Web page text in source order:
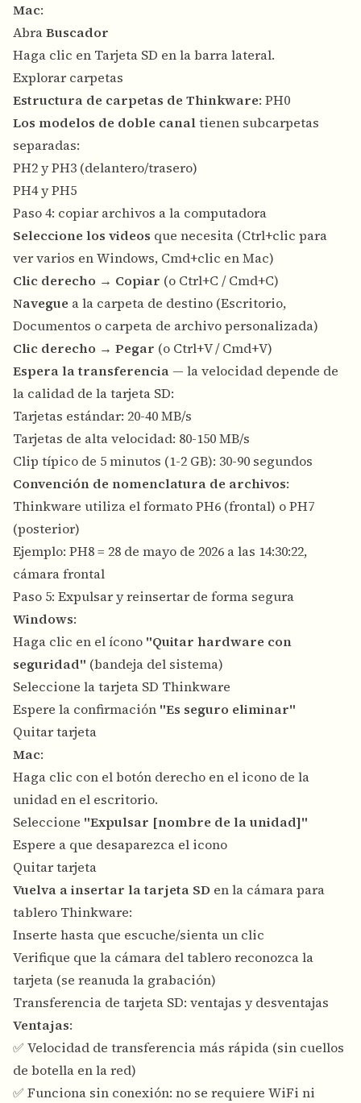
Mac:
AbraBuscador
Haga clic en Tarjeta SD en la barra lateral.
Explorar carpetas
Estructura de carpetas de Thinkware: PH0
Los modelos de doble canaltienen subcarpetas
separadas:
PH2 y PH3 (delantero/trasero)
PH4 y PH5
Paso 4: copiar archivos a la computadora
Seleccione los videos que necesita (Ctrl+clic para
ver varios en Windows, Cmd+clic en Mac)
Clic derecho → Copiar (o Ctrl+C / Cmd+C)
Navegue a la carpeta de destino (Escritorio,
Documentos o carpeta de archivo personalizada)
Clic derecho → Pegar (o Ctrl+V / Cmd+V)
Espera la transferencia — la velocidad depende de
la calidad de la tarjeta SD:
Tarjetas estándar: 20-40 MB/s
Tarjetas de alta velocidad: 80-150 MB/s
Clip típico de 5 minutos (1-2 GB): 30-90 segundos
Convención de nomenclatura de archivos:
Thinkware utiliza el formato PH6 (frontal) o PH7
(posterior)
Ejemplo: PH8 = 28 de mayo de 2026 a las 14:30:22,
cámara frontal
Paso 5: Expulsar y reinsertar de forma segura
Windows:
Haga clic en el ícono "Quitar hardware con
seguridad" (bandeja del sistema)
Seleccione la tarjeta SD Thinkware
Espere la confirmación "Es seguro eliminar"
Quitar tarjeta
Mac:
Haga clic con el botón derecho en el icono de la
unidad en el escritorio.
Seleccione "Expulsar [nombre de la unidad]"
Espere a que desaparezca el icono
Quitar tarjeta
Vuelva a insertar la tarjeta SD en la cámara para
tablero Thinkware:
Inserte hasta que escuche/sienta un clic
Verifique que la cámara del tablero reconozca la
tarjeta (se reanuda la grabación)
Transferencia de tarjeta SD: ventajas y desventajas
Ventajas:
✅ Velocidad de transferencia más rápida (sin cuellos
de botella en la red)
✅ Funciona sin conexión: no se requiere WiFi ni